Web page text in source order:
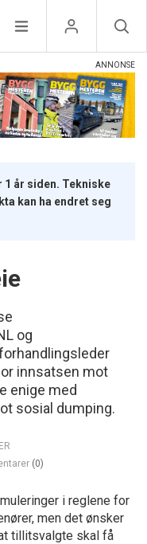
år siden. Tekniske
kan ha endret seg
og
innsatsen mot
enige med
sosial dumping.
(0)
i reglene for
men det ønsker
tillitsvalgte skal få